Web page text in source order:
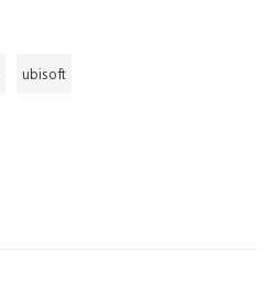
ubisoft